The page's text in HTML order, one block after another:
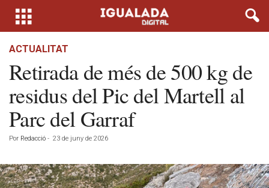
ACTUALITAT
Retirada de més de 500 kg de
residus del Pic del Martell al
Parc del Garraf
Por Redacció - 23 de juny de 2026